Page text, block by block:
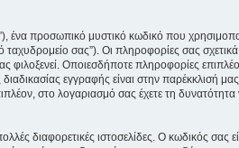
προσωπικό μυστικό κωδικό που
ταχυδρομείο σας”). Οι πληροφορίες σας
Οποιεσδήποτε πληροφορίες
εγγραφής είναι στην παρέκκλισή μας
στο λογαριασμό σας έχετε τη δυνατότητα
διαφορετικές ιστοσελίδες. Ο κωδικός σας